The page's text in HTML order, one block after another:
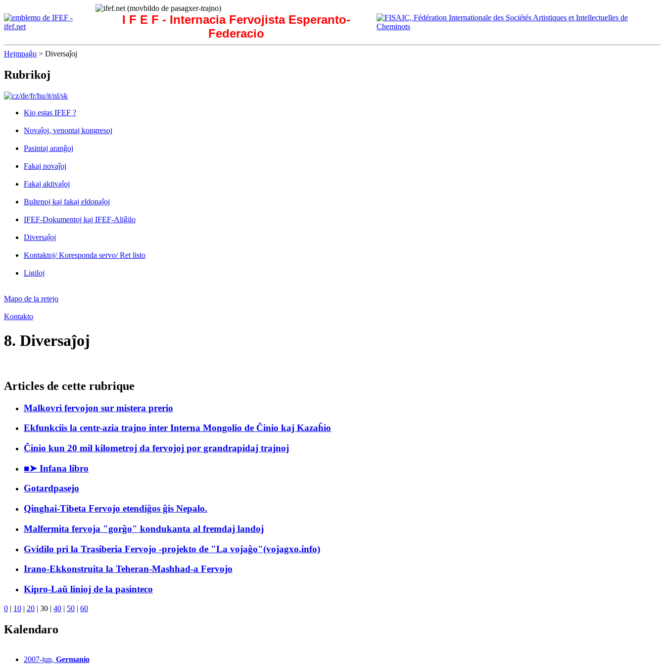
I F E F - Internacia Fervojista Esperanto-
Federacio
Hejmpaĝo > Diversaĵoj
Rubrikoj
Kio estas IFEF ?
Novaĵoj, venontaj kongresoj
Pasintaj aranĝoj
Fakaj novaĵoj
Fakaj aktivaĵoj
Bultenoj kaj fakaj eldonaĵoj
IFEF-Dokumentoj kaj IFEF-Aliĝilo
Diversaĵoj
Kontaktoj/ Koresponda servo/ Ret listo
Ligiloj
Mapo de la retejo
Kontakto
8. Diversaĵoj
Articles de cette rubrique
Malkovri fervojon sur mistera prerio
Ekfunkciis la centr-azia trajno inter Interna Mongolio de Ĉinio kaj Kazaĥio
Ĉinio kun 20 mil kilometroj da fervojoj por grandrapidaj trajnoj
■➤ Infana libro
Gotardpasejo
Qinghai-Tibeta Fervojo etendiĝos ĝis Nepalo.
Malfermita fervoja "gorĝo" kondukanta al fremdaj landoj
Gvidilo pri la Trasiberia Fervojo -projekto de "La vojaĝo"(vojagxo.info)
Irano-Ekkonstruita la Teheran-Mashhad-a Fervojo
Kipro-Laŭ linioj de la pasinteco
0 | 10 | 20 | 30 | 40 | 50 | 60
Kalendaro
2007-jun, Germanio